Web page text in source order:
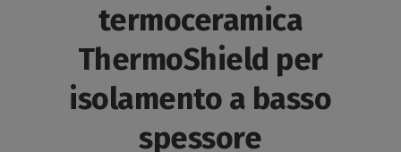
termoceramica
ThermoShield per
isolamento a basso
spessore